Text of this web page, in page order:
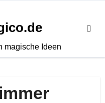
magische Ideen